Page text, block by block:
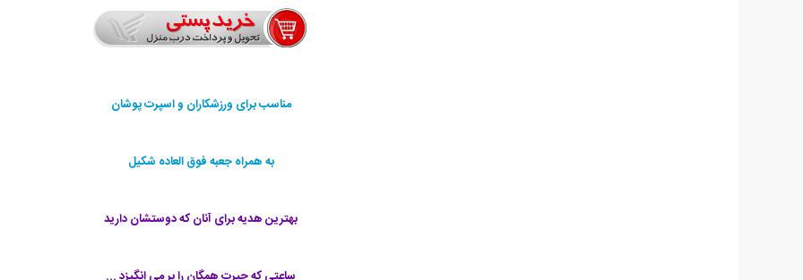
مناسب برای ورزشکاران و اسپرت پوشان
به همراه جعبه فوق العاده شکیل
بهترین هدیه برای آنان که دوستشان دارید